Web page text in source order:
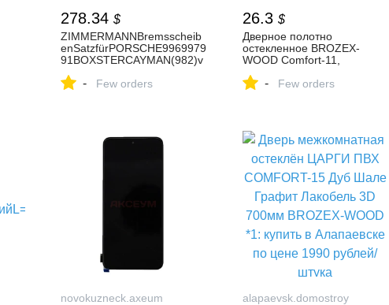
278.34 $
ZIMMERMANNBremsscheib
enSatzfürPORSCHE9969979
91BOXSTERCAYMAN(982)v
- Few orders
26.3 $
Дверное полотно
остекленное BROZEX-
WOOD Comfort-11,
пломбир 3D: купить в
- Few orders
novokuzneck.axeum alapaevsk.domostroy